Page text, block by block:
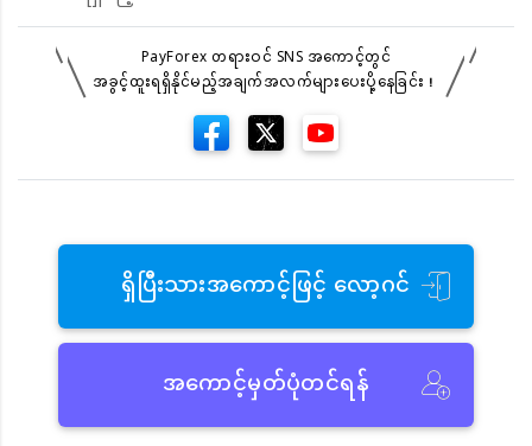
PayForex တရားဝင် SNS အကောင့်တွင်
အခွင့်ထူးရရှိနိုင်မည့်အချက်အလက်များပေးပို့နေခြင်း！
ရှိပြီးသားအကောင့်ဖြင့် လော့ဂင်
အကောင့်မှတ်ပုံတင်ရန်